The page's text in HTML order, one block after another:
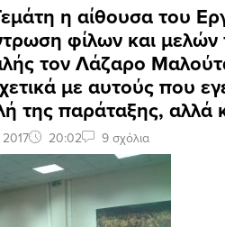
η αίθουσα του
φίλων και
τον Λάζαρο
με αυτούς που
της παράταξης, αλλά
20:02 9 σχόλια